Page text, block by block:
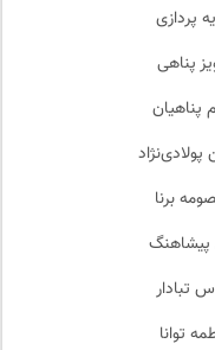
پردازی
پناهی
پناهیان
برنا
تبادار
توانا